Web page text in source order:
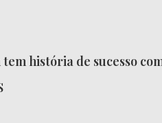
história de sucesso